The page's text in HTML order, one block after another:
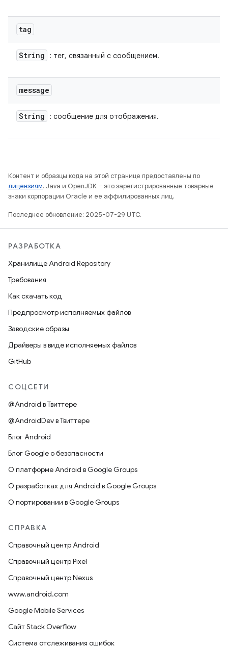
tag
String : тег, связанный с сообщением.
message
String : сообщение для отображения.
Контент и образцы кода на этой странице предоставлены по
лицензиям. Java и OpenJDK – это зарегистрированные товарные
знаки корпорации Oracle и ее аффилированных лиц.
Последнее обновление: 2025-07-29 UTC.
РАЗРАБОТКА
Хранилище Android Repository
Требования
Как скачать код
Предпросмотр исполняемых файлов
Заводские образы
Драйверы в виде исполняемых файлов
GitHub
СОЦСЕТИ
@Android в Твиттере
@AndroidDev в Твиттере
Блог Android
Блог Google о безопасности
О платформе Android в Google Groups
О разработках для Android в Google Groups
О портировании в Google Groups
СПРАВКА
Справочный центр Android
Справочный центр Pixel
Справочный центр Nexus
www.android.com
Google Mobile Services
Сайт Stack Overflow
Система отслеживания ошибок